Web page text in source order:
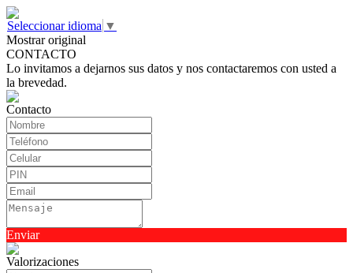
Seleccionar idioma ▼
Mostrar original
CONTACTO
Lo invitamos a dejarnos sus datos y nos contactaremos con usted a
la brevedad.
Contacto
Enviar
Valorizaciones